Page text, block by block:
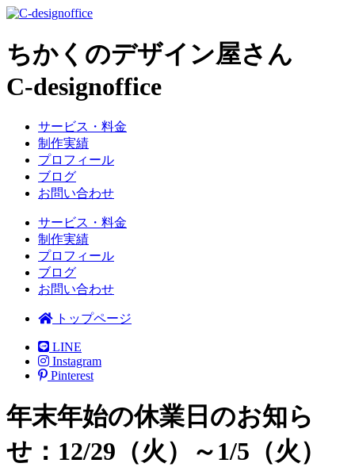
ちかくのデザイン屋さん
C-designoffice
サービス・料金
制作実績
プロフィール
ブログ
お問い合わせ
サービス・料金
制作実績
プロフィール
ブログ
お問い合わせ
トップページ
LINE
Instagram
Pinterest
年末年始の休業日のお知ら
せ：12/29（火）～1/5（火）